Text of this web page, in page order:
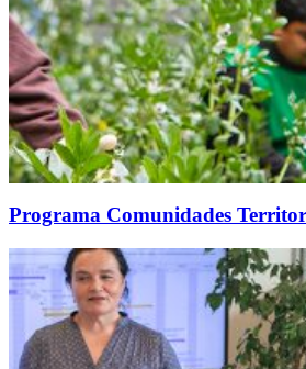
Programa Comunidades